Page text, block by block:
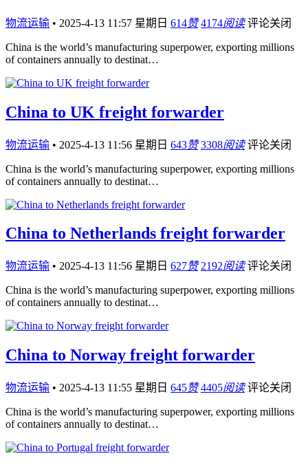
物流运输 • 2025-4-13 11:57 星期日 614赞 4174阅读 评论关闭
China is the world’s manufacturing superpower, exporting millions
of containers annually to destinat…
China to UK freight forwarder
物流运输 • 2025-4-13 11:56 星期日 643赞 3308阅读 评论关闭
China is the world’s manufacturing superpower, exporting millions
of containers annually to destinat…
China to Netherlands freight forwarder
物流运输 • 2025-4-13 11:56 星期日 627赞 2192阅读 评论关闭
China is the world’s manufacturing superpower, exporting millions
of containers annually to destinat…
China to Norway freight forwarder
物流运输 • 2025-4-13 11:55 星期日 645赞 4405阅读 评论关闭
China is the world’s manufacturing superpower, exporting millions
of containers annually to destinat…